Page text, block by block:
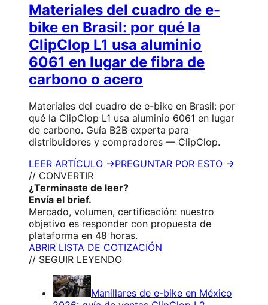
Materiales del cuadro de e-
bike en Brasil: por qué la
ClipClop L1 usa aluminio
6061 en lugar de fibra de
carbono o acero
Materiales del cuadro de e-bike en Brasil: por
qué la ClipClop L1 usa aluminio 6061 en lugar
de carbono. Guía B2B experta para
distribuidores y compradores — ClipClop.
LEER ARTÍCULO →PREGUNTAR POR ESTO →
// CONVERTIR
¿Terminaste de leer?
Envía el brief.
Mercado, volumen, certificación: nuestro
objetivo es responder con propuesta de
plataforma en 48 horas.
ABRIR LISTA DE COTIZACIÓN
// SEGUIR LEYENDO
Manillares de e-bike en México